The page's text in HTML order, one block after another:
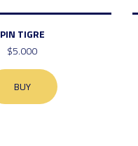
PIN TIGRE
$5.000
BUY